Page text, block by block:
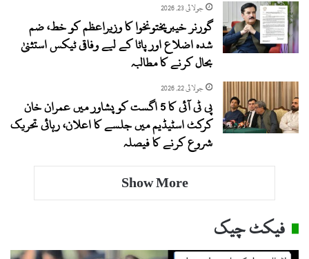
جولائی 23, 2026
گورنر خیبرپختونخوا کا وزیراعظم کو خط، ضم
شدہ اضلاع اور پاٹا کے لیے وفاقی ٹیکس استثنیٰ
بحال کرنے کا مطالبہ
جولائی 22, 2026
پی ٹی آئی کا 5 اگست کو پشاور میں عمران خان
کرکٹ اسٹیڈیم میں جلسے کا اعلان، رہائی تحریک
شروع کرنے کا فیصلہ
Show More
فیکٹ چیک